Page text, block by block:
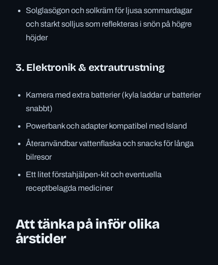
Solglasögon och solkräm för ljusa sommardagar
och starkt solljus som reflekteras i snön på högre
höjder
3. Elektronik & extrautrustning
Kamera med extra batterier (kyla laddar ur batterier
snabbt)
Powerbank och adapter kompatibel med Island
Återanvändbar vattenflaska och snacks för långa
bilresor
Ett litet förstahjälpen-kit och eventuella
receptbelagda mediciner
Att tänka på inför olika
årstider